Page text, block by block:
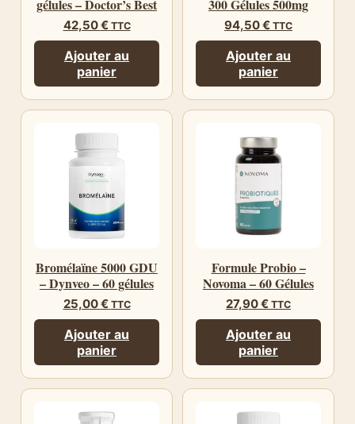
gélules – Doctor’s Best
42,50€ TTC
Ajouter au
panier
300 Gélules 500mg
94,50€ TTC
Ajouter au
panier
Bromélaïne 5000 GDU
– Dynveo – 60 gélules
25,00€ TTC
Ajouter au
panier
Formule Probio –
Novoma – 60 Gélules
27,90€ TTC
Ajouter au
panier